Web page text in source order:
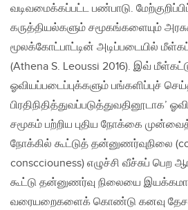
வடிவமைக்கப்பட்ட பண்பாடு.
கருத்தியல்களும் சமூகங்களையும்
மூலக்கோட்பாட்டின் அடிப்படையில்
(Athena S. Leoussi 2016). இவ்
ஓவியப்படைப்புக்களும் பங்களிப்புச்
பிரதிநிதித்துவப்படுத்துவதினூடாக’
சமூகம் பற்றிய புதிய நோக்கை
நோக்கில் கூட்டுத் தன்னுணர்வுநிலை
conscciouness) எழுச்சி வீச்சுப் பெற
கூட்டு தன்னுணர்வு நிலையை
வரையறைகளைக் கொண்டு கனவு